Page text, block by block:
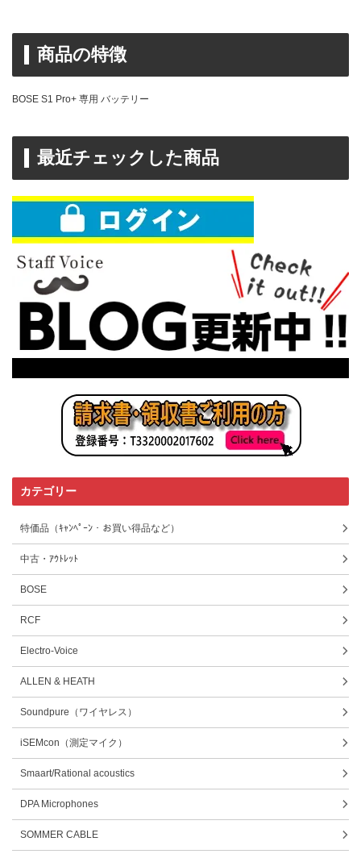
商品の特徴
BOSE S1 Pro+ 専用 バッテリー
最近チェックした商品
カテゴリー
特価品（ｷｬﾝﾍﾟｰﾝ・お買い得品など）
中古・ｱｳﾄﾚｯﾄ
BOSE
RCF
Electro-Voice
ALLEN & HEATH
Soundpure（ワイヤレス）
iSEMcon（測定マイク）
Smaart/Rational acoustics
DPA Microphones
SOMMER CABLE